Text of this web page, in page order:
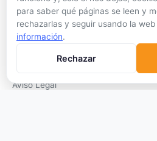
EMPRESA
Aviso Legal
para saber qué páginas se leen y
rechazarlas y seguir usando la
información.
Rechazar